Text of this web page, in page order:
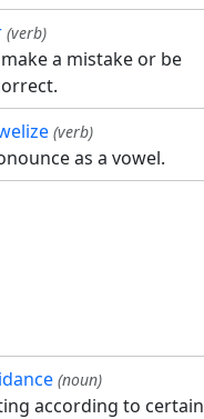
(verb)
a mistake or be
(verb)
as a vowel.
(noun)
according to certain